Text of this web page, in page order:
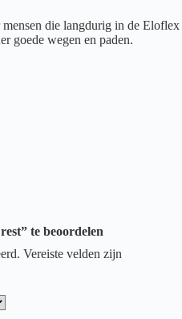
die langdurig in de Eloflex
goede wegen en paden.
te beoordelen
Vereiste velden zijn